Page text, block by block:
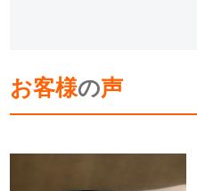
お客様の声